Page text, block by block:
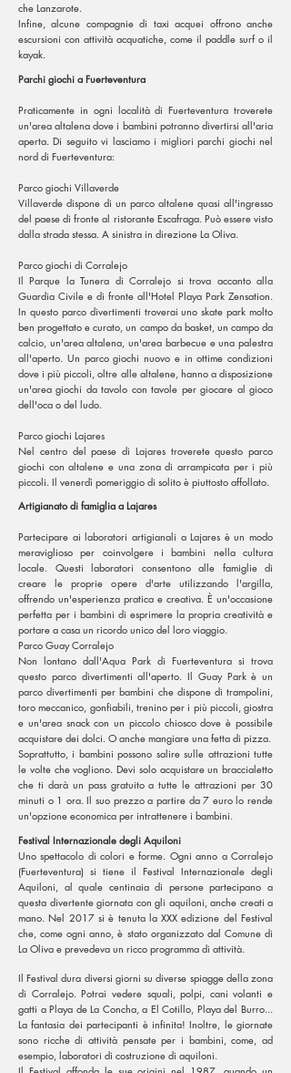
che Lanzarote.
Infine, alcune compagnie di taxi acquei offrono anche
escursioni con attività acquatiche, come il paddle surf o il
kayak.
Parchi giochi a Fuerteventura
Praticamente in ogni località di Fuerteventura troverete
un'area altalena dove i bambini potranno divertirsi all'aria
aperta. Di seguito vi lasciamo i migliori parchi giochi nel
nord di Fuerteventura:
Parco giochi Villaverde
Villaverde dispone di un parco altalene quasi all'ingresso
del paese di fronte al ristorante Escafraga. Può essere visto
dalla strada stessa. A sinistra in direzione La Oliva.
Parco giochi di Corralejo
Il Parque la Tunera di Corralejo si trova accanto alla
Guardia Civile e di fronte all'Hotel Playa Park Zensation.
In questo parco divertimenti troverai uno skate park molto
ben progettato e curato, un campo da basket, un campo da
calcio, un'area altalena, un'area barbecue e una palestra
all'aperto. Un parco giochi nuovo e in ottime condizioni
dove i più piccoli, oltre alle altalene, hanno a disposizione
un'area giochi da tavolo con tavole per giocare al gioco
dell'oca o del ludo.
Parco giochi Lajares
Nel centro del paese di Lajares troverete questo parco
giochi con altalene e una zona di arrampicata per i più
piccoli. Il venerdì pomeriggio di solito è piuttosto affollato.
Artigianato di famiglia a Lajares
Partecipare ai laboratori artigianali a Lajares è un modo
meraviglioso per coinvolgere i bambini nella cultura
locale. Questi laboratori consentono alle famiglie di
creare le proprie opere d'arte utilizzando l'argilla,
offrendo un'esperienza pratica e creativa. È un'occasione
perfetta per i bambini di esprimere la propria creatività e
portare a casa un ricordo unico del loro viaggio.
Parco Guay Corralejo
Non lontano dall'Aqua Park di Fuerteventura si trova
questo parco divertimenti all'aperto. Il Guay Park è un
parco divertimenti per bambini che dispone di trampolini,
toro meccanico, gonfiabili, trenino per i più piccoli, giostra
e un'area snack con un piccolo chiosco dove è possibile
acquistare dei dolci. O anche mangiare una fetta di pizza.
Soprattutto, i bambini possono salire sulle attrazioni tutte
le volte che vogliono. Devi solo acquistare un braccialetto
che ti darà un pass gratuito a tutte le attrazioni per 30
minuti o 1 ora. Il suo prezzo a partire da 7 euro lo rende
un'opzione economica per intrattenere i bambini.
Festival Internazionale degli Aquiloni
Uno spettacolo di colori e forme. Ogni anno a Corralejo
(Fuerteventura) si tiene il Festival Internazionale degli
Aquiloni, al quale centinaia di persone partecipano a
questa divertente giornata con gli aquiloni, anche creati a
mano. Nel 2017 si è tenuta la XXX edizione del Festival
che, come ogni anno, è stato organizzato dal Comune di
La Oliva e prevedeva un ricco programma di attività.
Il Festival dura diversi giorni su diverse spiagge della zona
di Corralejo. Potrai vedere squali, polpi, cani volanti e
gatti a Playa de La Concha, a El Cotillo, Playa del Burro...
La fantasia dei partecipanti è infinita! Inoltre, le giornate
sono ricche di attività pensate per i bambini, come, ad
esempio, laboratori di costruzione di aquiloni.